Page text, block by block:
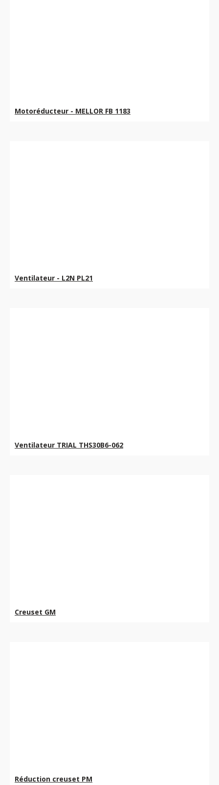
Motoréducteur - MELLOR FB 1183
Ventilateur - L2N PL21
Ventilateur TRIAL THS30B6-062
Creuset GM
Réduction creuset PM